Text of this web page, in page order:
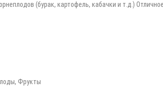
(бурак, картофель, кабачки и т.д.)
Фрукты